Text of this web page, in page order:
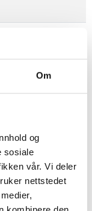
Om
og
sosiale
vår. Vi deler
nettstedet